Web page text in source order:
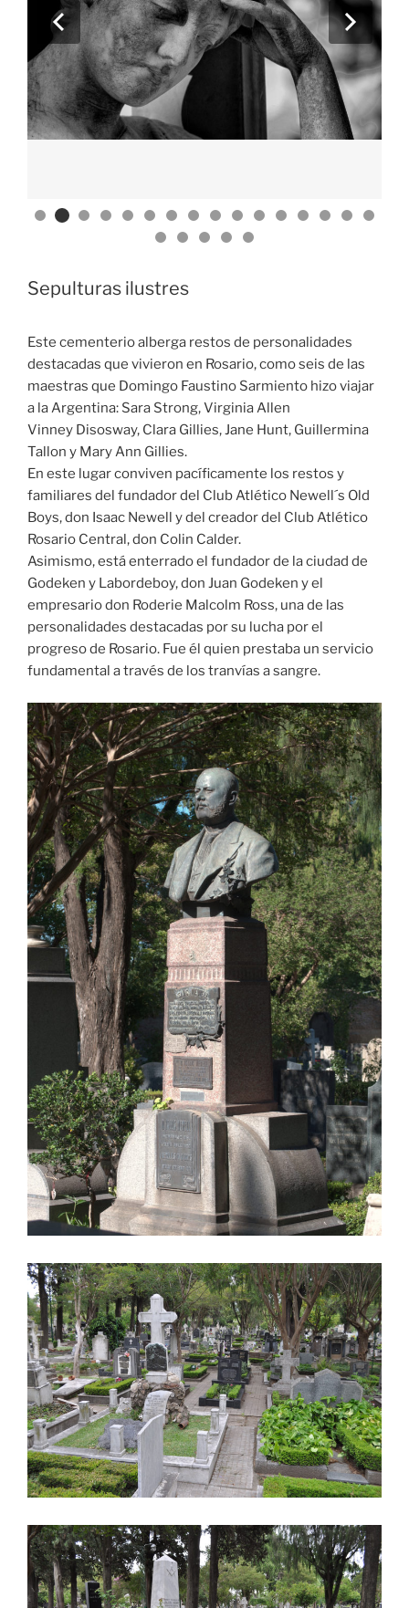
Sepulturas ilustres
Este cementerio alberga restos de personalidades
destacadas que vivieron en Rosario, como seis de las
maestras que Domingo Faustino Sarmiento hizo viajar
a la Argentina: Sara Strong, Virginia Allen
Vinney Disosway, Clara Gillies, Jane Hunt, Guillermina
Tallon y Mary Ann Gillies.
En este lugar conviven pacíficamente los restos y
familiares del fundador del Club Atlético Newell´s Old
Boys, don Isaac Newell y del creador del Club Atlético
Rosario Central, don Colin Calder.
Asimismo, está enterrado el fundador de la ciudad de
Godeken y Labordeboy, don Juan Godeken y el
empresario don Roderie Malcolm Ross, una de las
personalidades destacadas por su lucha por el
progreso de Rosario. Fue él quien prestaba un servicio
fundamental a través de los tranvías a sangre.